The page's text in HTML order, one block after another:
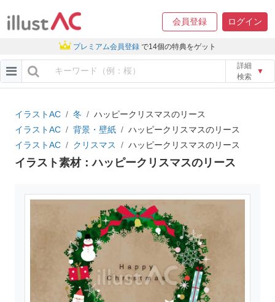
会員登録 ログイン
プレミアム会員登録 で14個の特典をゲット
詳細
検索
▼
イラストAC 冬
ハッピークリスマスのリース
イラストAC
背景・壁紙
ハッピークリスマスのリース
イラストAC
クリスマス ハッピークリスマスのリース
イラスト素材：ハッピークリスマスのリース